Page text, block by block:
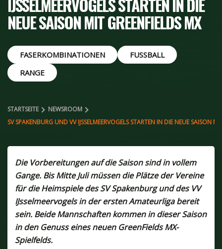
IJSSELMEERVOGELS STARTEN IN DIE
NEUE SAISON MIT GREENFIELDS MX
FASERKOMBINATIONEN
FUSSBALL
RANGE
STARTSEITE
NEWSROOM
SV SPAKENBURG UND VV IJSSELMEERVOGELS STARTEN IN DIE NEUE SAISON
Die Vorbereitungen auf die Saison sind in vollem
Gange. Bis Mitte Juli müssen die Plätze der Vereine
für die Heimspiele des SV Spakenburg und des VV
IJsselmeervogels in der ersten Amateurliga bereit
sein. Beide Mannschaften kommen in dieser Saison
in den Genuss eines neuen GreenFields MX-
Spielfelds.